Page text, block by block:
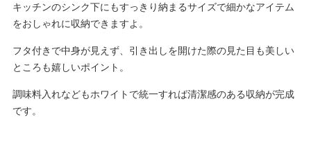
キッチンのシンク下にもすっきり納まるサイズで細かなアイテム
をおしゃれに収納できますよ。
フタ付きで中身が見えず、引き出しを開けた際の見た目も美しい
ところも嬉しいポイント。
調味料入れなどもホワイトで統一すれば清潔感のある収納が完成
です。